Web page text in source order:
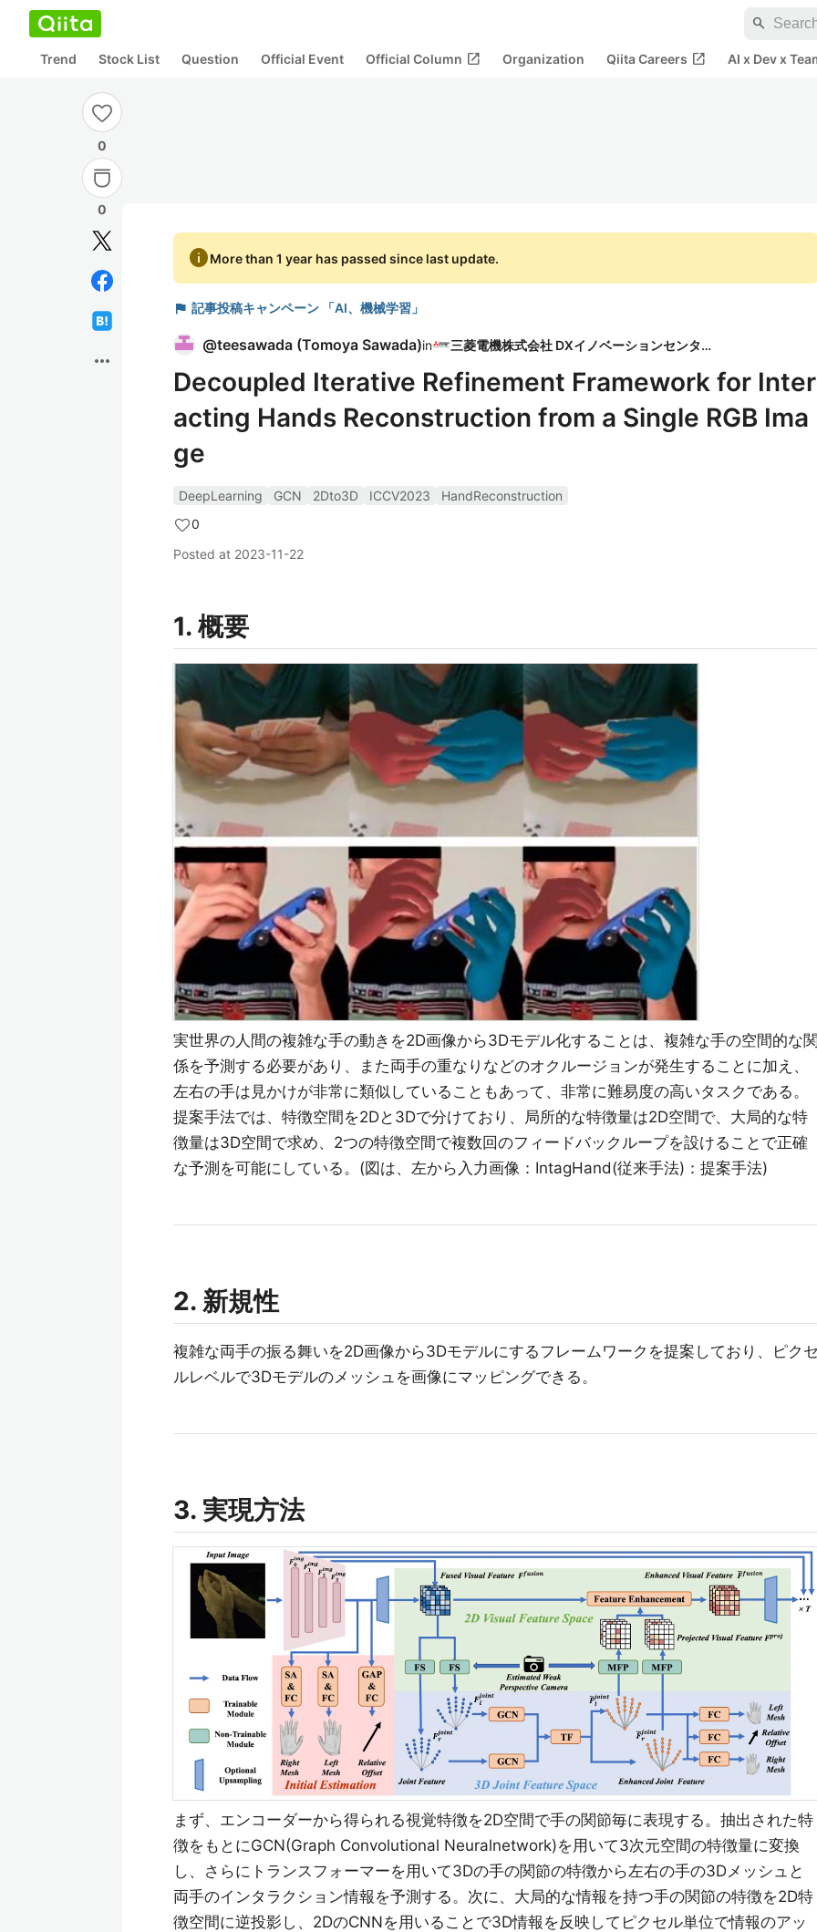
search
Trend Stock List Question Official Event Official Column open_in_new Organization Qiita Careers open_in_new AI x Dev x
0
0
more_horiz
infoMore than 1 year has passed since last update.
flag 記事投稿キャンペーン 「AI、機械学習」
@teesawada (Tomoya Sawada)in 三菱電機株式会社 DXイノベーションセンター
Decoupled Iterative Refinement Framework for Inter
acting Hands Reconstruction from a Single RGB Ima
ge
DeepLearning GCN 2Dto3D ICCV2023
HandReconstruction
0
Posted at 2023-11-22
1. 概要
実世界の人間の複雑な手の動きを2D画像から3Dモデル化することは、複雑な手の空間的な
係を予測する必要があり、また両手の重なりなどのオクルージョンが発生することに加え、
左右の手は見かけが非常に類似していることもあって、非常に難易度の高いタスクである。
提案手法では、特徴空間を2Dと3Dで分けており、局所的な特徴量は2D空間で、大局的な特
徴量は3D空間で求め、2つの特徴空間で複数回のフィードバックループを設けることで正確
な予測を可能にしている。(図は、左から入力画像：IntagHand(従来手法)：提案手法)
2. 新規性
複雑な両手の振る舞いを2D画像から3Dモデルにするフレームワークを提案しており、ピク
ルレベルで3Dモデルのメッシュを画像にマッピングできる。
3. 実現方法
まず、エンコーダーから得られる視覚特徴を2D空間で手の関節毎に表現する。抽出された特
徴をもとにGCN(Graph Convolutional Neuralnetwork)を用いて3次元空間の特徴量に変換
し、さらにトランスフォーマーを用いて3Dの手の関節の特徴から左右の手の3Dメッシュと
両手のインタラクション情報を予測する。次に、大局的な情報を持つ手の関節の特徴を2D特
徴空間に逆投影し、2DのCNNを用いることで3D情報を反映してピクセル単位で情報のアッ